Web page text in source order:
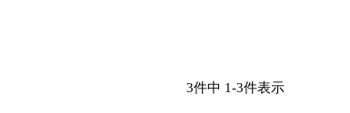
3件中 1-3件表示